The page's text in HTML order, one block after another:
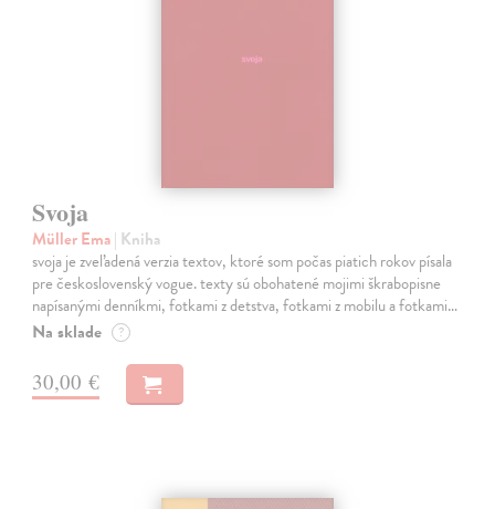
Svoja
Müller Ema| Kniha
svoja je zveľadená verzia textov, ktoré som počas piatich rokov písala
pre československý vogue. texty sú obohatené mojimi škrabopisne
napísanými denníkmi, fotkami z detstva, fotkami z mobilu a fotkami…
Na sklade ?
30,00 €